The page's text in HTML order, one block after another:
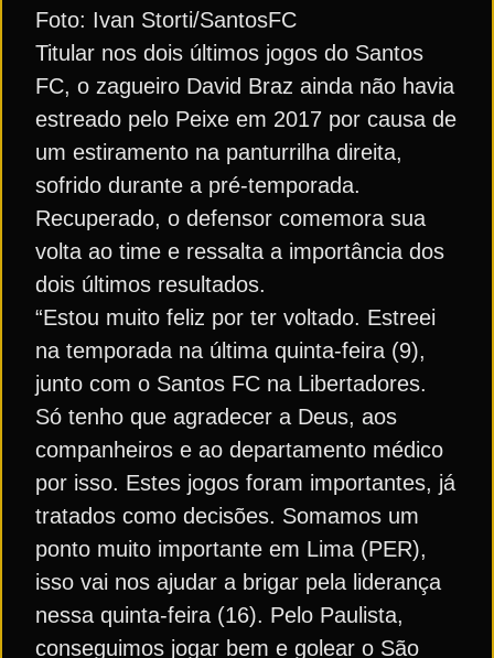
Foto: Ivan Storti/SantosFC
Titular nos dois últimos jogos do Santos
FC, o zagueiro David Braz ainda não havia
estreado pelo Peixe em 2017 por causa de
um estiramento na panturrilha direita,
sofrido durante a pré-temporada.
Recuperado, o defensor comemora sua
volta ao time e ressalta a importância dos
dois últimos resultados.
“Estou muito feliz por ter voltado. Estreei
na temporada na última quinta-feira (9),
junto com o Santos FC na Libertadores.
Só tenho que agradecer a Deus, aos
companheiros e ao departamento médico
por isso. Estes jogos foram importantes, já
tratados como decisões. Somamos um
ponto muito importante em Lima (PER),
isso vai nos ajudar a brigar pela liderança
nessa quinta-feira (16). Pelo Paulista,
conseguimos jogar bem e golear o São